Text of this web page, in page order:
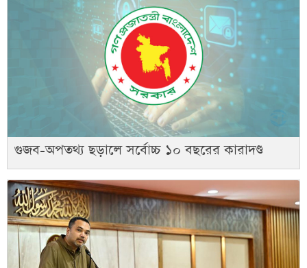
গুজব-অপতথ্য ছড়ালে সর্বোচ্চ ১০ বছরের কারাদণ্ড